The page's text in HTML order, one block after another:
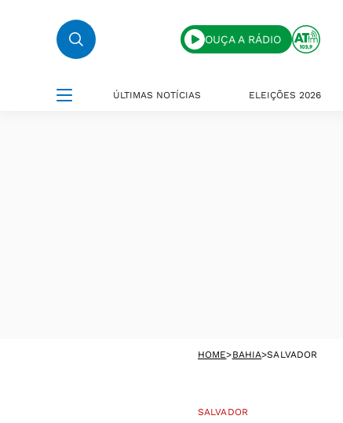
OUÇA A RÁDIO
ÚLTIMAS NOTÍCIAS ELEIÇÕES 2026
HOME>BAHIA>SALVADOR
SALVADOR